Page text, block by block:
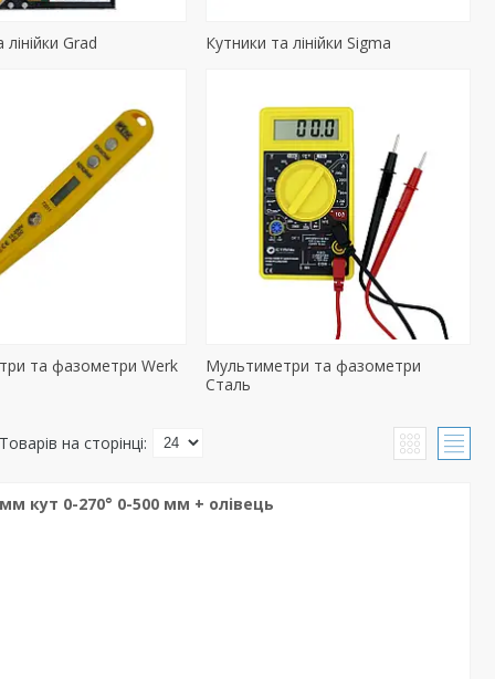
Grad Кутники та лінійки Sigma
та фазометри Werk
Мультиметри та фазометри
Сталь
кут 0-270° 0-500 мм + олівець